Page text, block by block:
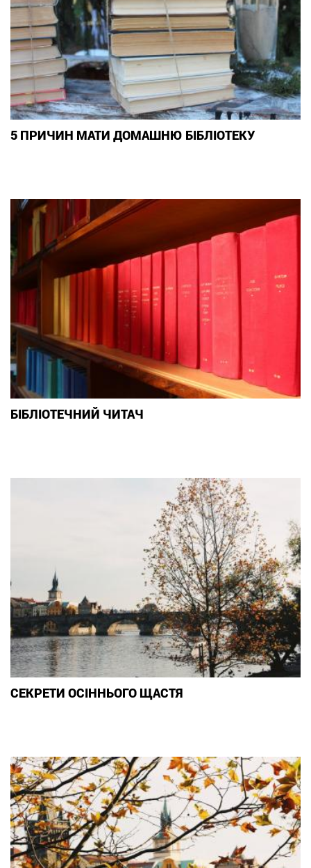
5 ПРИЧИН МАТИ ДОМАШНЮ БІБЛІОТЕКУ
БІБЛІОТЕЧНИЙ ЧИТАЧ
СЕКРЕТИ ОСІННЬОГО ЩАСТЯ